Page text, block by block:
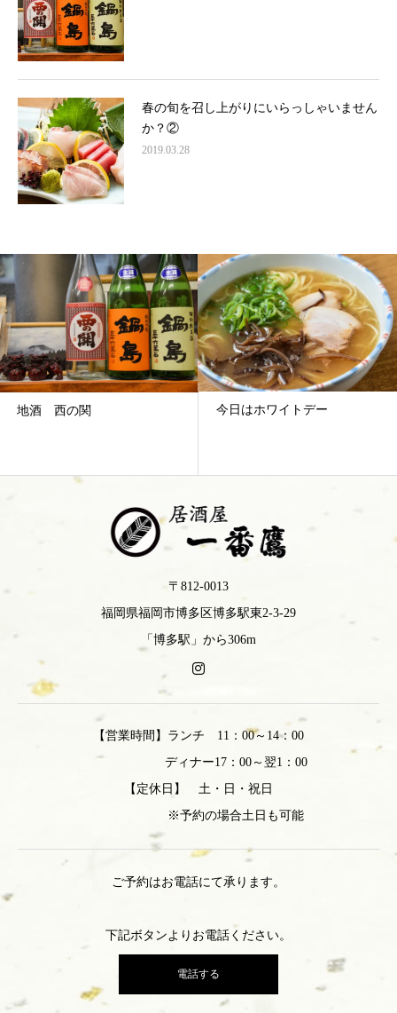
春の旬を召し上がりにいらっしゃいません
か？②
2019.03.28
地酒 西の関 今日はホワイトデー
〒812-0013
福岡県福岡市博多区博多駅東2-3-29
「博多駅」から306m
【営業時間】ランチ 11：00～14：00
ディナー17：00～翌1：00
【定休日】 土・日・祝日
※予約の場合土日も可能
ご予約はお電話にて承ります。
下記ボタンよりお電話ください。
電話する